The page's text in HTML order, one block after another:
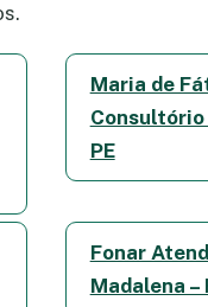
Maria de
Consultório
PE
Fonar
Madalena –